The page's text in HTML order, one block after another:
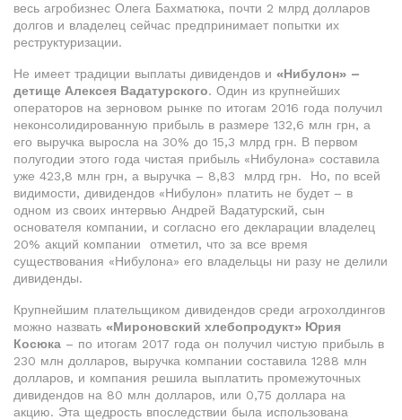
весь агробизнес Олега Бахматюка, почти 2 млрд долларов
долгов и владелец сейчас предпринимает попытки их
реструктуризации.
Не имеет традиции выплаты дивидендов и «Нибулон» –
детище Алексея Вадатурского. Один из крупнейших
операторов на зерновом рынке по итогам 2016 года получил
неконсолидированную прибыль в размере 132,6 млн грн, а
его выручка выросла на 30% до 15,3 млрд грн. В первом
полугодии этого года чистая прибыль «Нибулона» составила
уже 423,8 млн грн, а выручка – 8,83 млрд грн. Но, по всей
видимости, дивидендов «Нибулон» платить не будет – в
одном из своих интервью Андрей Вадатурский, сын
основателя компании, и согласно его декларации владелец
20% акций компании отметил, что за все время
существования «Нибулона» его владельцы ни разу не делили
дивиденды.
Крупнейшим плательщиком дивидендов среди агрохолдингов
можно назвать «Мироновский хлебопродукт» Юрия
Косюка – по итогам 2017 года он получил чистую прибыль в
230 млн долларов, выручка компании составила 1288 млн
долларов, и компания решила выплатить промежуточных
дивидендов на 80 млн долларов, или 0,75 доллара на
акцию. Эта щедрость впоследствии была использована